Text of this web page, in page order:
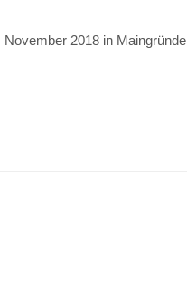
2018 in Maingründel